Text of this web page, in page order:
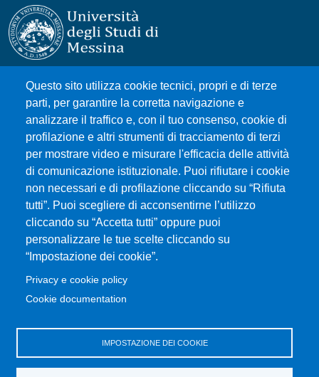
Questo sito utilizza cookie tecnici, propri e di terze
parti, per garantire la corretta navigazione e
analizzare il traffico e, con il tuo consenso, cookie di
profilazione e altri strumenti di tracciamento di terzi
per mostrare video e misurare l'efficacia delle attività
di comunicazione istituzionale. Puoi rifiutare i cookie
non necessari e di profilazione cliccando su “Rifiuta
tutti”. Puoi scegliere di acconsentirne l’utilizzo
cliccando su “Accetta tutti” oppure puoi
personalizzare le tue scelte cliccando su
“Impostazione dei cookie”.
Privacy e cookie policy
Cookie documentation
IMPOSTAZIONE DEI COOKIE
Università degli Studi di Messina
Piazza Pugliatti, 1 - 98122 Messina
Cod. Fiscale 80004070837
P.IVA 00724160833
Centralino: 090 676 1
MENÙ SOCIAL
MENÙ FOOTER 1
Accessibilità
Privacy e cookie policy
Mappa del sito
Cambia idea sui cookie